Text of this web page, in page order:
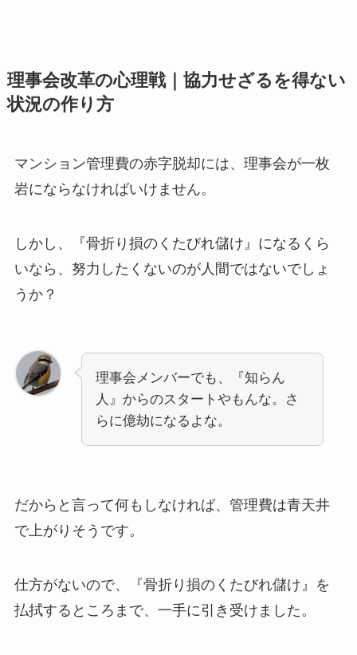
理事会改革の心理戦｜協力せざるを得ない
状況の作り方
マンション管理費の赤字脱却には、理事会が一枚
岩にならなければいけません。
しかし、『骨折り損のくたびれ儲け』になるくら
いなら、努力したくないのが人間ではないでしょ
うか？
理事会メンバーでも、『知らん
人』からのスタートやもんな。さ
らに億劫になるよな。
だからと言って何もしなければ、管理費は青天井
で上がりそうです。
仕方がないので、『骨折り損のくたびれ儲け』を
払拭するところまで、一手に引き受けました。